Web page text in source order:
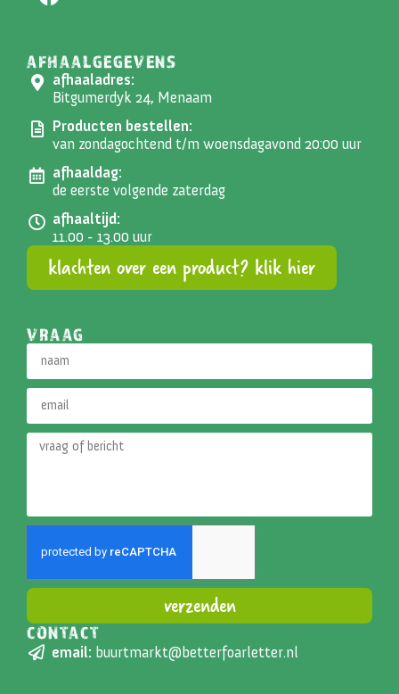
AFHAALGEGEVENS
afhaaladres:
Bitgumerdyk 24, Menaam
Producten bestellen:
van zondagochtend t/m woensdagavond 20:00 uur
afhaaldag:
de eerste volgende zaterdag
afhaaltijd:
11.00 - 13.00 uur
klachten over een product? klik hier
VRAAG
verzenden
Alternative:
CONTACT
email: buurtmarkt@betterfoarletter.nl